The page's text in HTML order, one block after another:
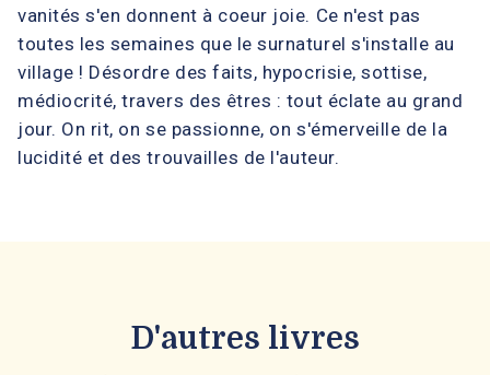
vanités s'en donnent à coeur joie. Ce n'est pas
toutes les semaines que le surnaturel s'installe au
village ! Désordre des faits, hypocrisie, sottise,
médiocrité, travers des êtres : tout éclate au grand
jour. On rit, on se passionne, on s'émerveille de la
lucidité et des trouvailles de l'auteur.
D'autres livres